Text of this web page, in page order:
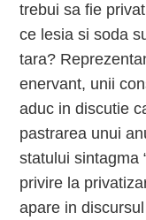
trebui sa fie
ce lesia si soda
tara?
enervant, unii
aduc in discutie
pastrarea unui
statului sintagma
privire la
apare in